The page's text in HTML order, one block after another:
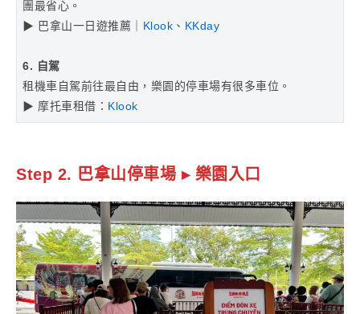
團最省心。
▶ 巴拿山一日遊推薦｜ Klook 、 KKday
6. 自駕
租機車自駕前往最自由，樂園的停車場有很多車位。
▶ 摩托車租借： Klook
Step 2. 巴拿山停車場 ▸ 樂園入口